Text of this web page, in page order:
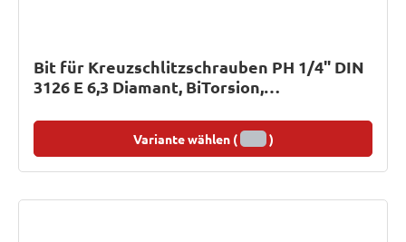
Bit für Kreuzschlitzschrauben PH 1/4" DIN
3126 E 6,3 Diamant, BiTorsion,
Variante wählen ( )